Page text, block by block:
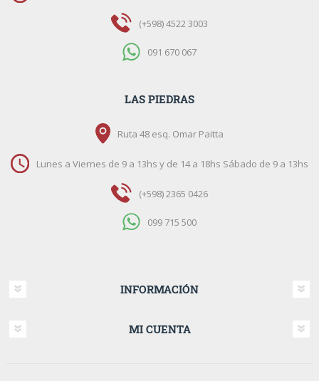
(+598) 4522 3003
091 670 067
LAS PIEDRAS
Ruta 48 esq. Omar Paitta
Lunes a Viernes de 9 a 13hs y de 14 a 18hs Sábado de 9 a 13hs
(+598) 2365 0426
099 715 500
INFORMACIÓN
MI CUENTA